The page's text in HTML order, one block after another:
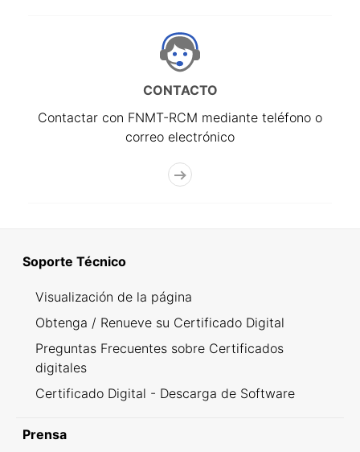
CONTACTO
Contactar con FNMT-RCM mediante teléfono o
correo electrónico
Soporte Técnico
Visualización de la página
Obtenga / Renueve su Certificado Digital
Preguntas Frecuentes sobre Certificados
digitales
Certificado Digital - Descarga de Software
Prensa